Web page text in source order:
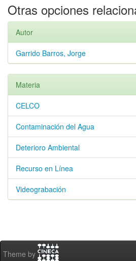
Otras opciones
Autor
Garrido Barros, Jorge
Materia
CELCO
Contaminación del Agua
Deterioro Ambiental
Recurso en Línea
Videograbación
Theme by